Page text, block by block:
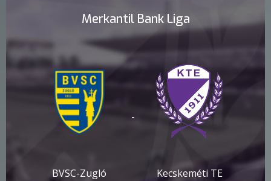
Merkantil Bank Liga
BVSC-Zugló
-
Kecskeméti TE